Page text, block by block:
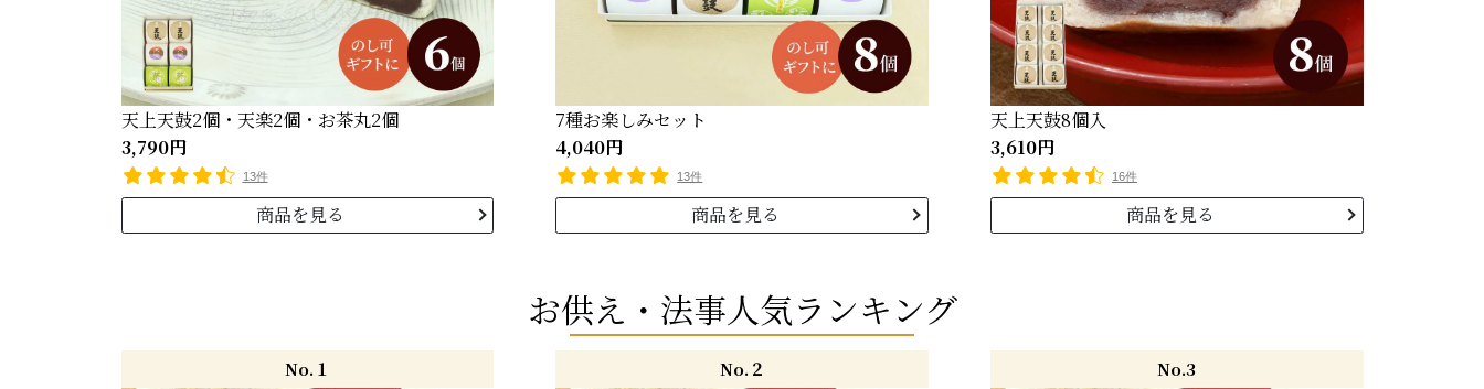
天上天鼓2個・天楽2個・お茶丸2個
3,790円
13件
商品を見る
7種お楽しみセット
4,040円
13件
商品を見る
天上天鼓8個入
3,610円
16件
商品を見る
お供え・法事人気ランキング
No.１ No.２ No.3